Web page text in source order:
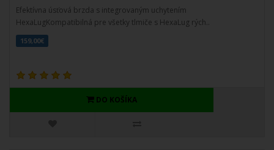
Efektívna úsťová brzda s integrovaným uchytením
HexaLugKompatibilná pre všetky tlmiče s HexaLug rých..
159,00€
DO KOŠÍKA